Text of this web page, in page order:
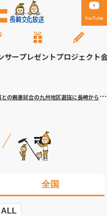
YouTube
サープレゼントプロジェクト
試合の九州地区選抜に長崎から2選手と海星・加藤監督が選出
全国
ALL